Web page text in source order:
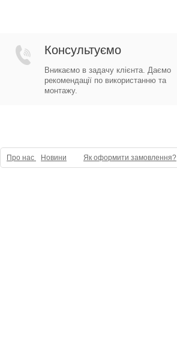
Консультуємо
Вникаємо в задачу клієнта. Даємо
рекомендації по використанню та
монтажу.
Про нас Новини Як оформити замовлення?